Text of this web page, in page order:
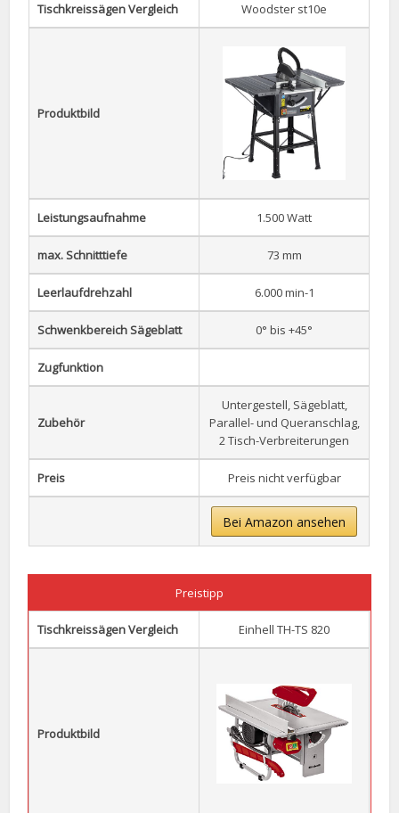
Tischkreissägen Vergleich Woodster st10e
Produktbild
Leistungsaufnahme 1.500 Watt
max. Schnitttiefe 73 mm
Leerlaufdrehzahl 6.000 min-1
Schwenkbereich Sägeblatt 0° bis +45°
Zugfunktion
Zubehör
Untergestell, Sägeblatt,
Parallel- und Queranschlag,
2 Tisch-Verbreiterungen
Preis Preis nicht verfügbar
Bei Amazon ansehen
Preistipp
Tischkreissägen Vergleich Einhell TH-TS 820
Produktbild